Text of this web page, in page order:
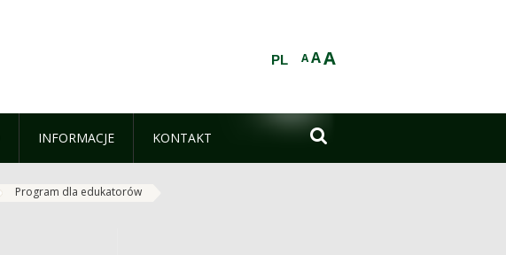
AAA
PL
INFORMACJE KONTAKT 
Program dla edukatorów